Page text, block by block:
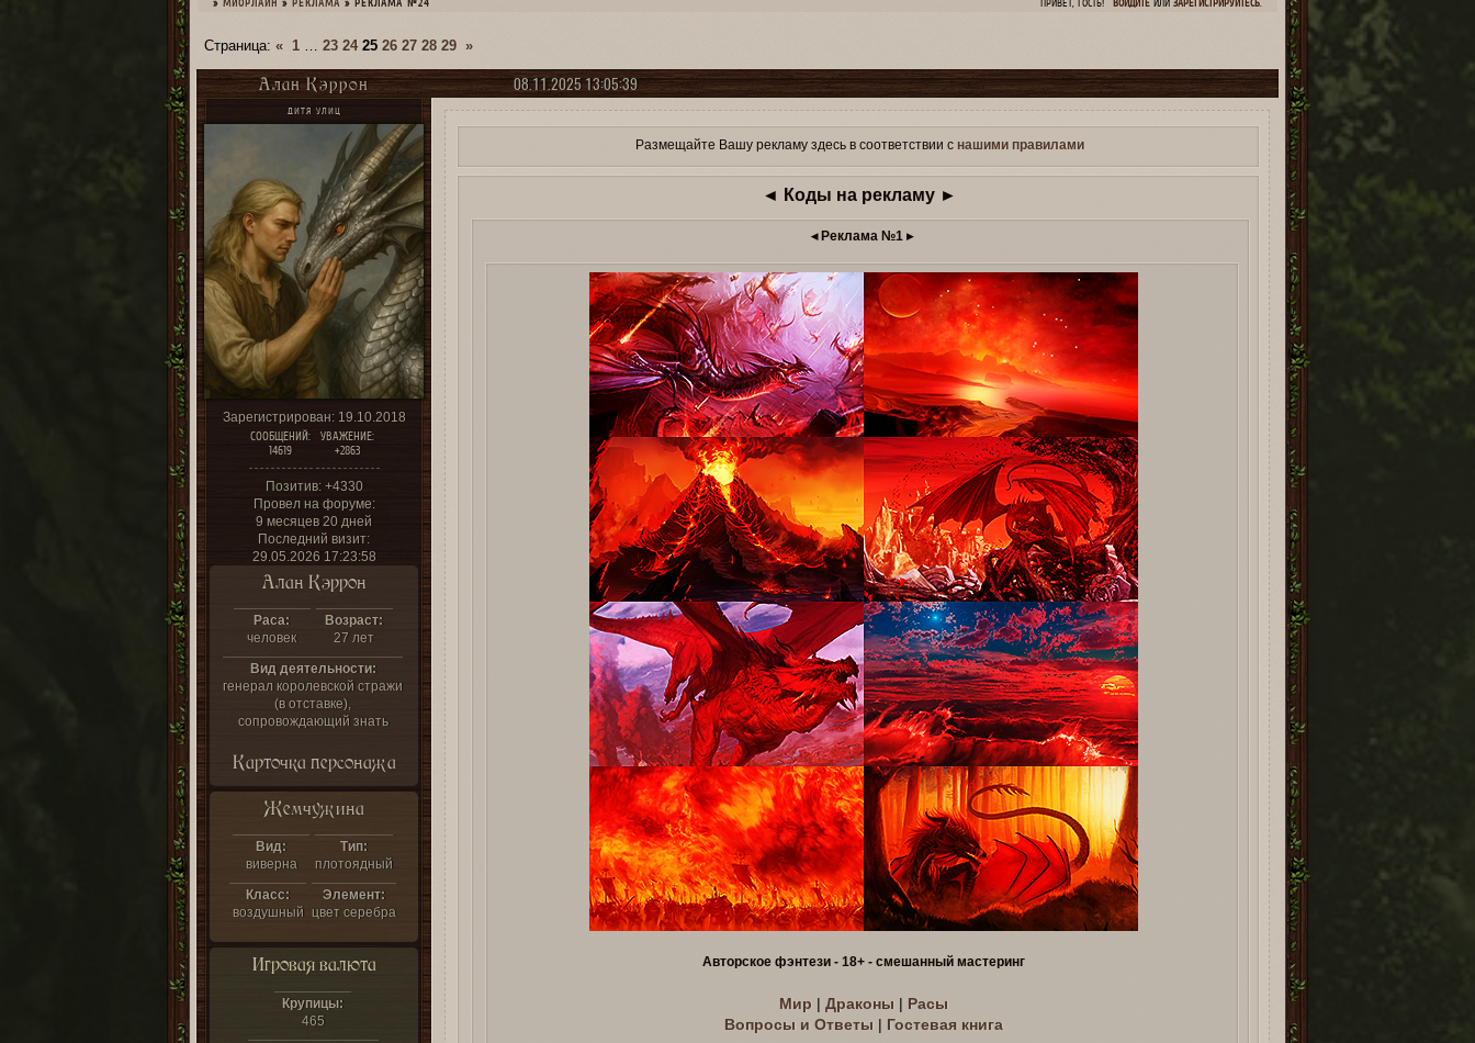
ПРИВЕТ, ГОСТЬ! ВОЙДИТЕ ИЛИ ЗАРЕГИСТРИРУЙТЕСЬ.
» МИОРЛАЙН » РЕКЛАМА » РЕКЛАМА №24
Страница:« 1 … 23 24 25 26 27 28 29 »
08.11.2025 13:05:39
Алан Кэррон
ДИТЯ УЛИЦ
Зарегистрирован: 19.10.2018
СООБЩЕНИЙ:
14619
УВАЖЕНИЕ:
+2863
Позитив: +4330
Провел на форуме:
9 месяцев 20 дней
Последний визит:
29.05.2026 17:23:58
Алан Кэррон
Раса:
человек
Возраст:
27 лет
Вид деятельности:
генерал королевской стражи
(в отставке),
сопровождающий знать
Карточка персонажа
Жемчужина
Вид:
виверна
Тип:
плотоядный
Класс:
воздушный
Элемент:
цвет серебра
Игровая валюта
Крупицы:
465
Размещайте Вашу рекламу здесь в соответствии с нашими правилами
◄ Коды на рекламу ►
◂ Реклама №1 ▸
Авторское фэнтези - 18+ - смешанный мастеринг
Мир |Драконы | Расы
Вопросы и Ответы | Гостевая книга